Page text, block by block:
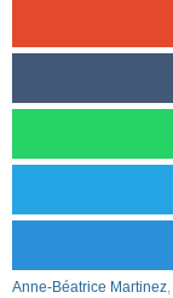
Anne-Béatrice Martinez,